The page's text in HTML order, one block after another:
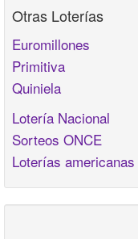
Otras Loterías
Euromillones
Primitiva
Quiniela
Lotería Nacional
Sorteos ONCE
Loterías americanas